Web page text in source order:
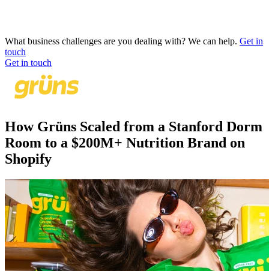
What business challenges are you dealing with? We can help. Get in
touch
Get in touch
How Grüns Scaled from a Stanford Dorm
Room to a $200M+ Nutrition Brand on
Shopify